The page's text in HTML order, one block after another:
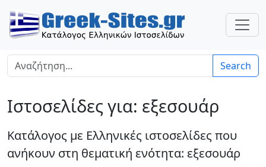
Search
Ιστοσελίδες για: εξεσουάρ
Κατάλογος με Ελληνικές ιστοσελίδες που
ανήκουν στη θεματική ενότητα: εξεσουάρ